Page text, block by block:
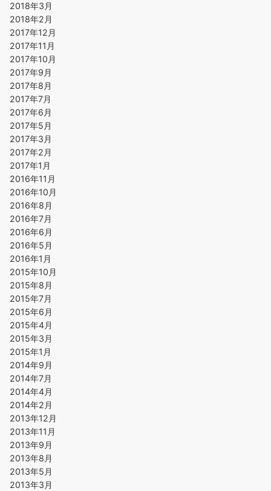
2018年3月
2018年2月
2017年12月
2017年11月
2017年10月
2017年9月
2017年8月
2017年7月
2017年6月
2017年5月
2017年3月
2017年2月
2017年1月
2016年11月
2016年10月
2016年8月
2016年7月
2016年6月
2016年5月
2016年1月
2015年10月
2015年8月
2015年7月
2015年6月
2015年4月
2015年3月
2015年1月
2014年9月
2014年7月
2014年4月
2014年2月
2013年12月
2013年11月
2013年9月
2013年8月
2013年5月
2013年3月